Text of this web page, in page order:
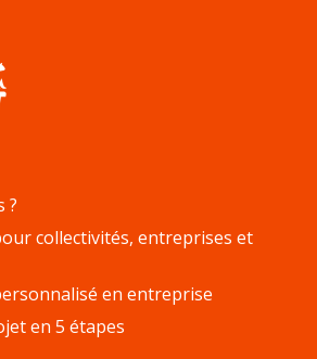
?
collectivités, entreprises et
en entreprise
en 5 étapes